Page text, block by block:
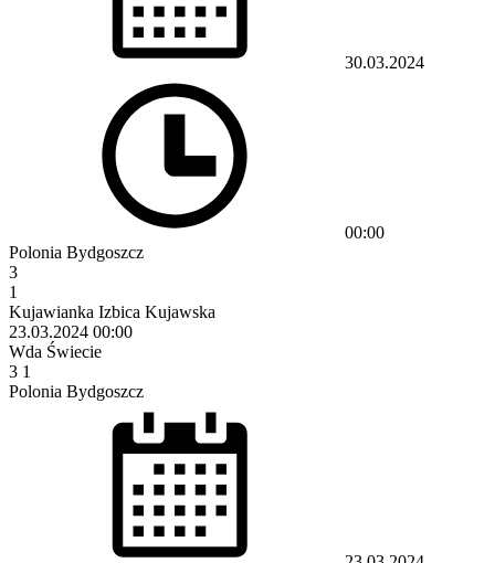
30.03.2024
00:00
Polonia Bydgoszcz
3
1
Kujawianka Izbica Kujawska
23.03.2024 00:00
Wda Świecie
3 1
Polonia Bydgoszcz